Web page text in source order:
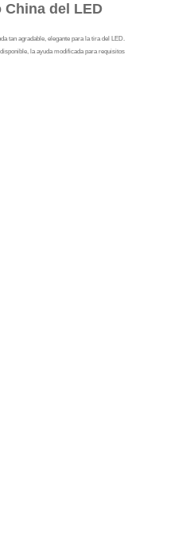
del LED
tan agradable, elegante para la tira del LED.
la ayuda modificada para requisitos